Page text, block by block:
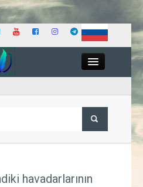
İqtisadiyyat
havadarlarının